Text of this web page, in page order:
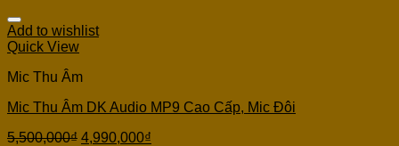
Add to wishlist
Quick View
Mic Thu Âm
Mic Thu Âm DK Audio MP9 Cao Cấp, Mic Đôi
5,500,000₫ 4,990,000₫